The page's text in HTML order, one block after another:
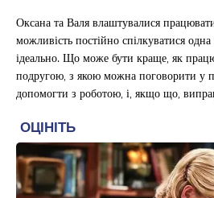
Оксана та Валя влаштувалися
можливість постійно спілкуватися
ідеально. Що може бути краще, як
подругою, з якою можна поговорити у
допомогти з роботою, і, якщо що,